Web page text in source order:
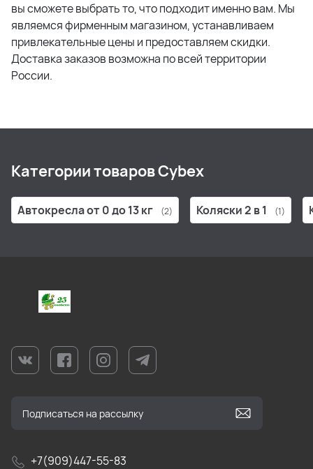
вы сможете выбрать то, что подходит именно вам. Мы
являемся фирменным магазином, устанавливаем
привлекательные цены и предоставляем скидки.
Доставка заказов возможна по всей территории
России.
Категории товаров Cybex
Автокресла от 0 до 13 кг (2) Коляски 2 в 1 (1)
+7(909)447-55-83